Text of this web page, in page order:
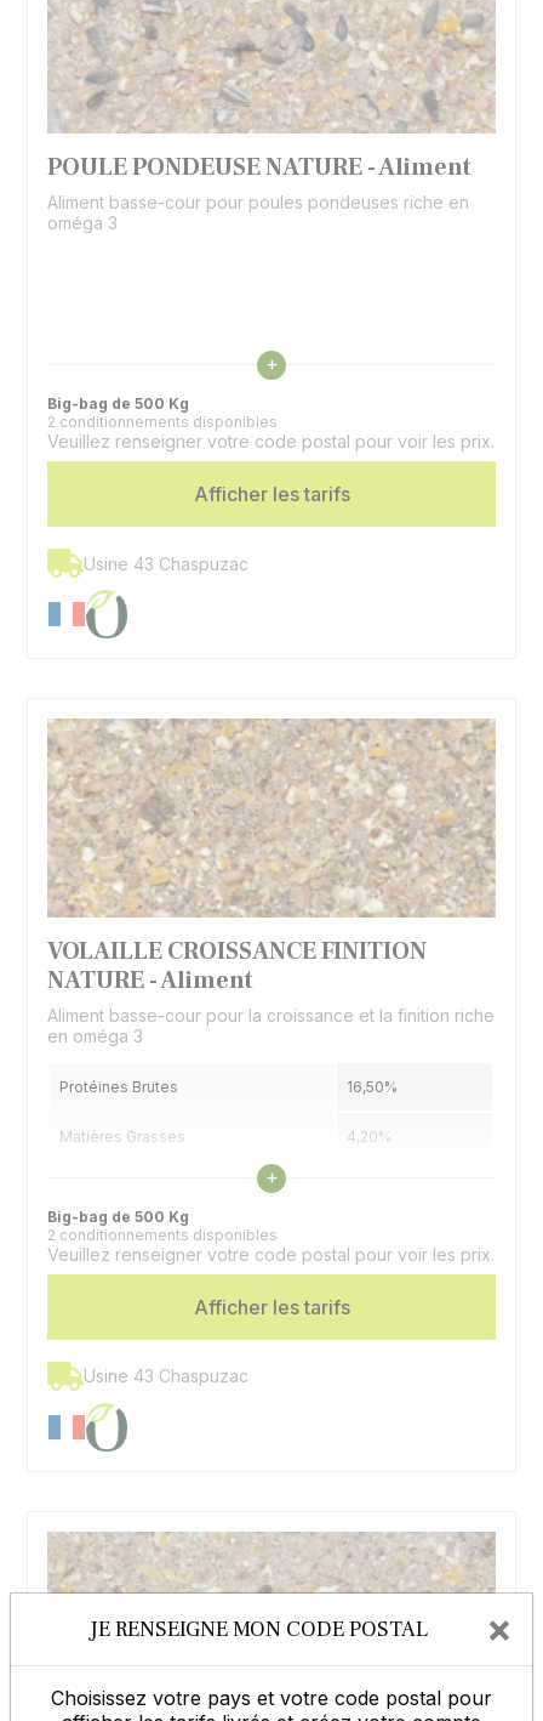
POULE PONDEUSE NATURE - Aliment
Aliment basse-cour pour poules pondeuses riche en
oméga 3
Voir les caractéristiques
+
Big-bag de 500 Kg
2 conditionnements disponibles
Veuillez renseigner votre code postal pour voir les prix.
Afficher les tarifs
Usine 43 Chaspuzac
VOLAILLE CROISSANCE FINITION
NATURE - Aliment
Aliment basse-cour pour la croissance et la finition riche
en oméga 3
Protéines Brutes 16,50%
Matières Grasses 4,20%
Espèces
Voir les caractéristiques
+
Big-bag de 500 Kg
2 conditionnements disponibles
Veuillez renseigner votre code postal pour voir les prix.
Afficher les tarifs
Usine 43 Chaspuzac
JE RENSEIGNE MON CODE POSTAL ×
Choisissez votre pays et votre code postal pour